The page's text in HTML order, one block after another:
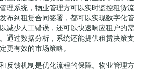
理系统，物业管理方可以实时监控租赁流
布到租赁合同签署，都可以实现数字化管
减少人工错误，还可以快速响应租户的需
通过数据分析，系统还能提供租赁决策支
更有效的市场策略。
反馈机制是优化流程的保障。物业管理方